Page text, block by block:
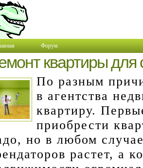
Форум
квартиры для
По разным
в агентства
квартиру.
приобрести
но в любом
растет, а